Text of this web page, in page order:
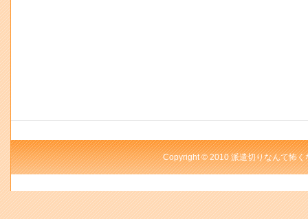
Copyright © 2010 派遣切りなんて怖